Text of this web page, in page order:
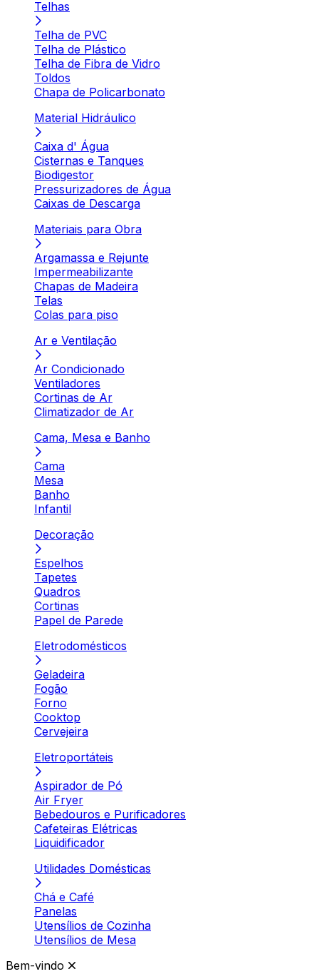
Telhas
Telha de PVC
Telha de Plástico
Telha de Fibra de Vidro
Toldos
Chapa de Policarbonato
Material Hidráulico
Caixa d' Água
Cisternas e Tanques
Biodigestor
Pressurizadores de Água
Caixas de Descarga
Materiais para Obra
Argamassa e Rejunte
Impermeabilizante
Chapas de Madeira
Telas
Colas para piso
Ar e Ventilação
Ar Condicionado
Ventiladores
Cortinas de Ar
Climatizador de Ar
Cama, Mesa e Banho
Cama
Mesa
Banho
Infantil
Decoração
Espelhos
Tapetes
Quadros
Cortinas
Papel de Parede
Eletrodomésticos
Geladeira
Fogão
Forno
Cooktop
Cervejeira
Eletroportáteis
Aspirador de Pó
Air Fryer
Bebedouros e Purificadores
Cafeteiras Elétricas
Liquidificador
Utilidades Domésticas
Chá e Café
Panelas
Utensílios de Cozinha
Utensílios de Mesa
Bem-vindo